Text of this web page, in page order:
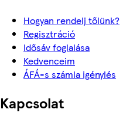
Hogyan rendelj tőlünk?
Regisztráció
Idősáv foglalása
Kedvenceim
ÁFÁ-s számla igénylés
Kapcsolat